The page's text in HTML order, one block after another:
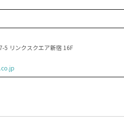
5 リンクスクエア新宿 16F